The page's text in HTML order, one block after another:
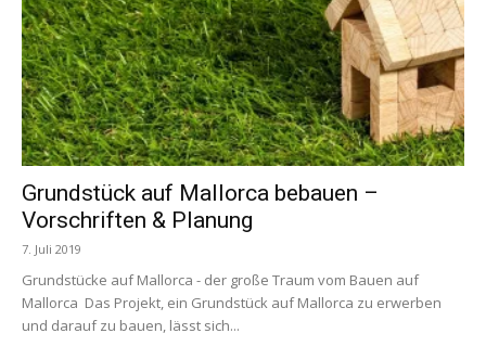
Grundstück auf Mallorca bebauen –
Vorschriften & Planung
7. Juli 2019
Grundstücke auf Mallorca - der große Traum vom Bauen auf
Mallorca Das Projekt, ein Grundstück auf Mallorca zu erwerben
und darauf zu bauen, lässt sich...